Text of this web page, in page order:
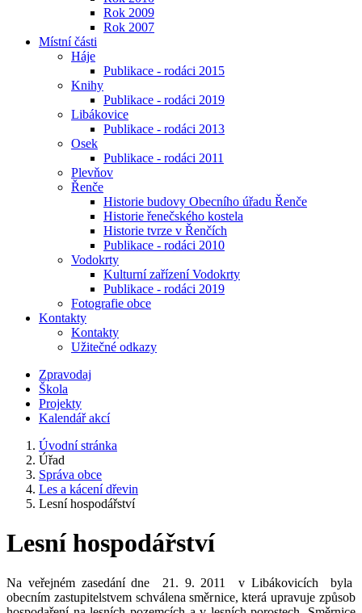
Rok 2009
Rok 2007
Místní části
Háje
Publikace - rodáci 2015
Knihy
Publikace - rodáci 2019
Libákovice
Publikace - rodáci 2013
Osek
Publikace - rodáci 2011
Plevňov
Řenče
Historie budovy Obecního úřadu Řenče
Historie řenečského kostela
Historie tvrze v Řenčích
Publikace - rodáci 2010
Vodokrty
Kulturní zařízení Vodokrty
Publikace - rodáci 2019
Fotografie obce
Kontakty
Kontakty
Užitečné odkazy
Zpravodaj
Škola
Projekty
Kalendář akcí
Úvodní stránka
Úřad
Správa obce
Les a kácení dřevin
Lesní hospodářství
Lesní hospodářství
Na veřejném zasedání dne 21. 9. 2011 v Libákovicích byla
obecním zastupitelstvem schválena směrnice, která upravuje způsob